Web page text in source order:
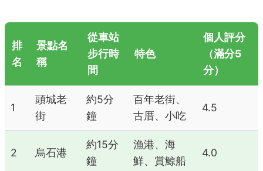
排
名
景點名
稱
從車站
步行時
間
特色
個人評分
（滿分5
分）
1
頭城老
街
約5分
鐘
百年老街、
古厝、小吃
4.5
2 烏石港
約15分
鐘
漁港、海
鮮、賞鯨船
4.0